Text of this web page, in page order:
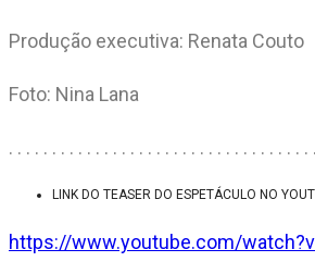
Produção executiva: Renata Couto
Foto: Nina Lana
. . . . . . . . . . . . . . . . . . . . . . . . . . . . . . . . . . .
LINK DO TEASER DO ESPETÁCULO NO
https://www.youtube.com/